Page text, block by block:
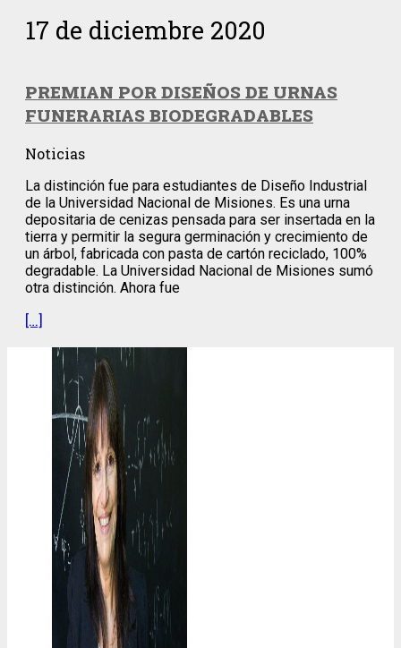
17 de diciembre 2020
PREMIAN POR DISEÑOS DE URNAS
FUNERARIAS BIODEGRADABLES
Noticias
La distinción fue para estudiantes de Diseño Industrial
de la Universidad Nacional de Misiones. Es una urna
depositaria de cenizas pensada para ser insertada en la
tierra y permitir la segura germinación y crecimiento de
un árbol, fabricada con pasta de cartón reciclado, 100%
degradable. La Universidad Nacional de Misiones sumó
otra distinción. Ahora fue
[…]